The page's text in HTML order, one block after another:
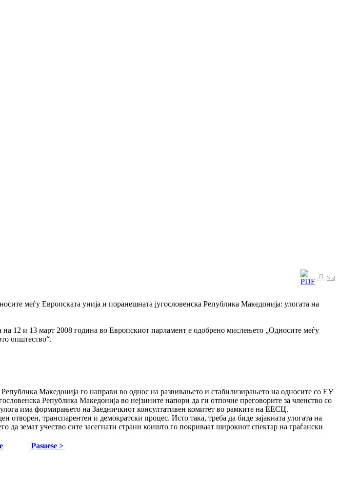
меѓу Европската унија и поранешната југословенска Република Македонија: улогата на
12 и 13 март 2008 година во Европскиот парламент е одобрено мислењето „Односите меѓу
општество“.
Македонија го направи во однос на развивањето и стабилизирањето на односите со ЕУ
Република Македонија во нејзините напори да ги отпочне преговорите за членство со
има формирањето на Заедничкиот консултативен комитет во рамките на ЕЕСЦ.
транспарентен и демократски процес. Исто така, треба да биде зајакната улогата на
земат учество сите засегнати страни коишто го покриваат широкиот спектар на граѓански
Pasuese >